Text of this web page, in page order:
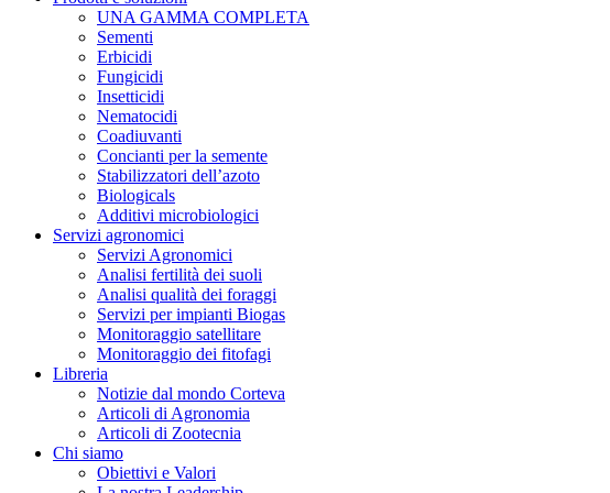
UNA GAMMA COMPLETA
Sementi
Erbicidi
Fungicidi
Insetticidi
Nematocidi
Coadiuvanti
Concianti per la semente
Stabilizzatori dell’azoto
Biologicals
Additivi microbiologici
Servizi agronomici
Servizi Agronomici
Analisi fertilità dei suoli
Analisi qualità dei foraggi
Servizi per impianti Biogas
Monitoraggio satellitare
Monitoraggio dei fitofagi
Libreria
Notizie dal mondo Corteva
Articoli di Agronomia
Articoli di Zootecnia
Chi siamo
Obiettivi e Valori